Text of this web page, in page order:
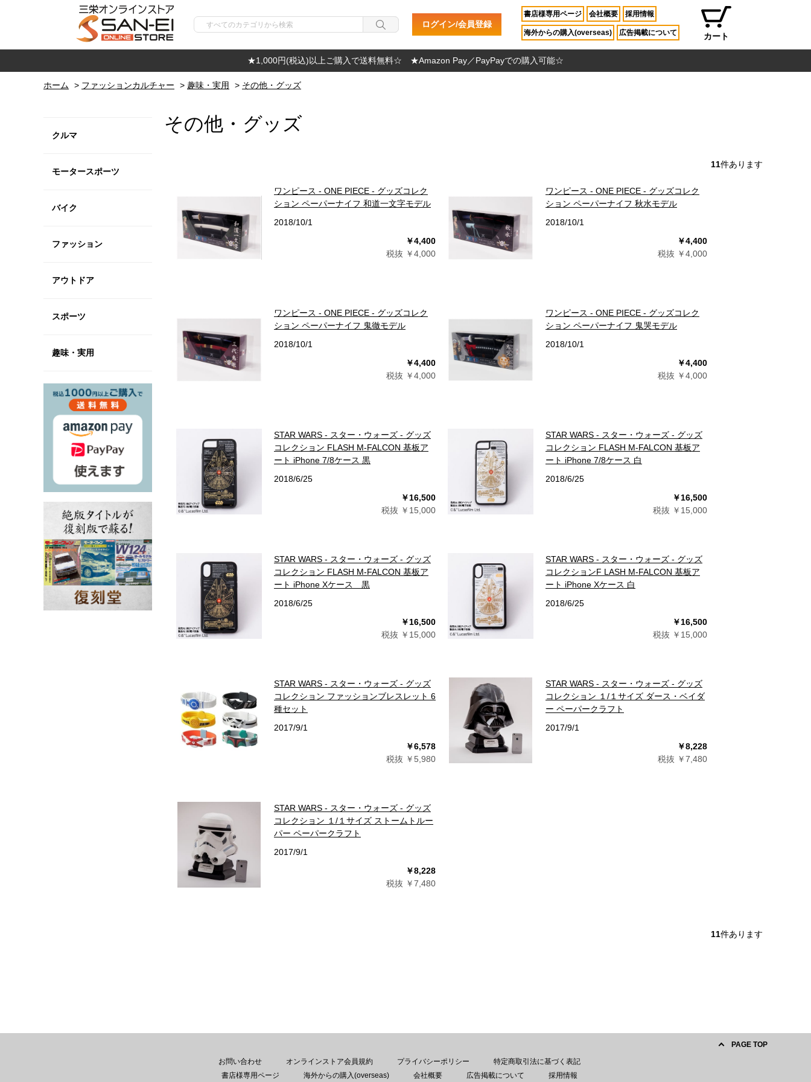
ログイン/会員登録
書店様専用ページ 会社概要 採用情報
海外からの購入(overseas) 広告掲載について カート
★1,000円(税込)以上ご購入で送料無料☆ ★Amazon Pay／PayPayでの購入可能☆
ホーム > ファッションカルチャー > 趣味・実用 > その他・グッズ
クルマ
モータースポーツ
バイク
ファッション
アウトドア
スポーツ
趣味・実用
その他・グッズ
11件あります
ワンピース - ONE PIECE - グッズコレク
ション ペーパーナイフ 和道一文字モデル
2018/10/1
￥4,400
税抜 ￥4,000
ワンピース - ONE PIECE - グッズコレク
ション ペーパーナイフ 秋水モデル
2018/10/1
￥4,400
税抜 ￥4,000
ワンピース - ONE PIECE - グッズコレク
ション ペーパーナイフ 鬼徹モデル
2018/10/1
￥4,400
税抜 ￥4,000
ワンピース - ONE PIECE - グッズコレク
ション ペーパーナイフ 鬼哭モデル
2018/10/1
￥4,400
税抜 ￥4,000
STAR WARS - スター・ウォーズ - グッズ
コレクション FLASH M-FALCON 基板ア
ート iPhone 7/8ケース 黒
2018/6/25
￥16,500
税抜 ￥15,000
STAR WARS - スター・ウォーズ - グッズ
コレクション FLASH M-FALCON 基板ア
ート iPhone 7/8ケース 白
2018/6/25
￥16,500
税抜 ￥15,000
STAR WARS - スター・ウォーズ - グッズ
コレクション FLASH M-FALCON 基板ア
ート iPhone Xケース 黒
2018/6/25
￥16,500
税抜 ￥15,000
STAR WARS - スター・ウォーズ - グッズ
コレクションF LASH M-FALCON 基板ア
ート iPhone Xケース 白
2018/6/25
￥16,500
税抜 ￥15,000
STAR WARS - スター・ウォーズ - グッズ
コレクション ファッションブレスレット 6
種セット
2017/9/1
￥6,578
税抜 ￥5,980
STAR WARS - スター・ウォーズ - グッズ
コレクション １/１サイズ ダース・ベイダ
ー ペーパークラフト
2017/9/1
￥8,228
税抜 ￥7,480
STAR WARS - スター・ウォーズ - グッズ
コレクション １/１サイズ ストームトルー
パー ペーパークラフト
2017/9/1
￥8,228
税抜 ￥7,480
11件あります
PAGE TOP
お問い合わせ
オンラインストア会員規約 プライバシーポリシー
特定商取引法に基づく表記
書店様専用ページ
海外からの購入(overseas) 会社概要 広告掲載について 採用情報